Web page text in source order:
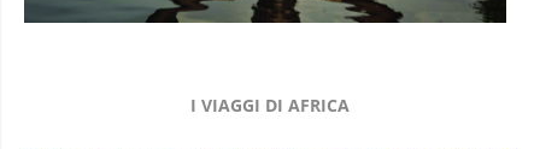
I VIAGGI DI AFRICA